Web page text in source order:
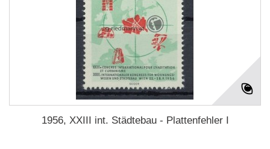
1956, XXIII int. Städtebau - Plattenfehler I